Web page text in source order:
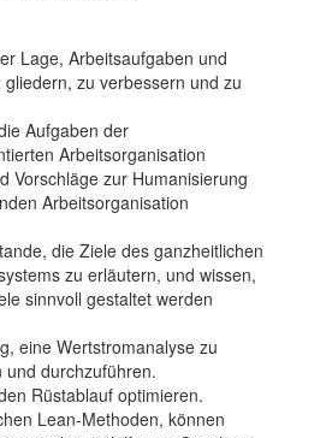
Lage, Arbeitsaufgaben und
gliedern, zu verbessern und zu
Aufgaben der
Arbeitsorganisation
Vorschläge zur Humanisierung
Arbeitsorganisation
die Ziele des ganzheitlichen
zu erläutern, und wissen,
sinnvoll gestaltet werden
eine Wertstromanalyse zu
und durchzuführen.
Rüstablauf optimieren.
Lean-Methoden, können